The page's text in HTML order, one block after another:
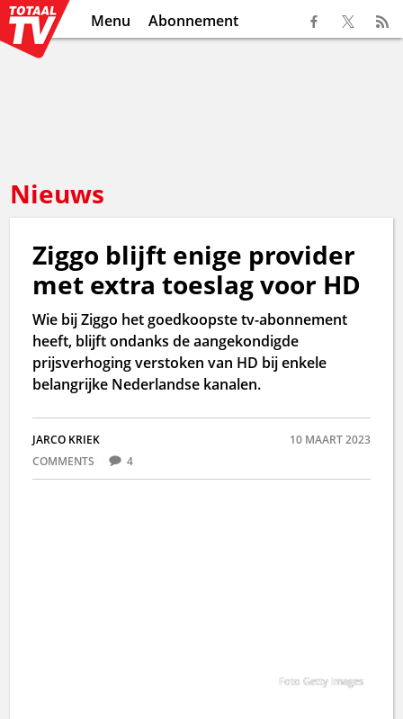
Menu Abonnement
Nieuws
Ziggo blijft enige provider
met extra toeslag voor HD
Wie bij Ziggo het goedkoopste tv-abonnement
heeft, blijft ondanks de aangekondigde
prijsverhoging verstoken van HD bij enkele
belangrijke Nederlandse kanalen.
JARCO KRIEK
10 MAART 2023
COMMENTS
4
Foto Getty Images